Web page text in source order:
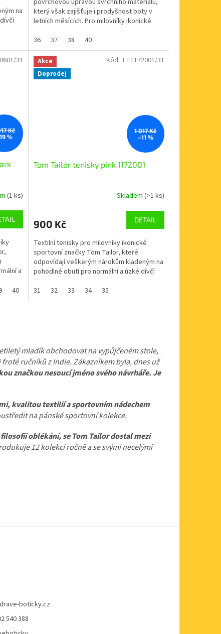
na
který však zajišťuje i prodyšnost boty v
letních měsících. Pro milovníky ikonické
36
37 38 40
Kč
%
(1 ks)
a
40
31
Akce
Doprodej
1 017 Kč
–11 %
Tom Tailor tenisky pink 1172001
Skladem (>1 ks)
900 Kč DETAIL
Textilní tenisky pro milovníky ikonické
sportovní značky Tom Tailor, které
odpovídají veškerým nárokům kladeným na
pohodlné obutí pro normální a úzké dívčí
31
32 33 34 35
Kód: TT1172001/31
mladík obchodovat na vypůjčeném stole,
ručníků z Indie. Zákazníkem byla, dnes už
značkou nesoucí jméno svého návrháře. Je
kvalitou textilií a sportovním nádechem
na pánské sportovní kolekce.
oblékání, se Tom Tailor dostal mezi
12 kolekcí ročně a se svými necelými
boticky.cz
540 388